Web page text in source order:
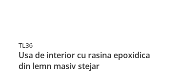
TL36
Usa de interior cu rasina epoxidica
din lemn masiv stejar